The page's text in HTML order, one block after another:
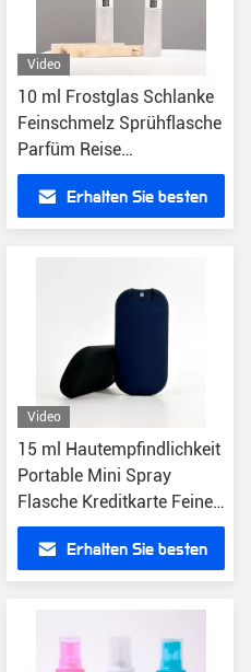
Video
10 ml Frostglas Schlanke
Feinschmelz Sprühflasche
Parfüm Reise
Sprühflasche
Erhalten Sie besten
Video
15 ml Hautempfindlichkeit
Portable Mini Spray
Flasche Kreditkarte Feine
Nebel Flasche
Erhalten Sie besten